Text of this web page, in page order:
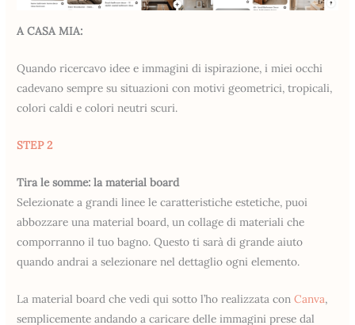
A CASA MIA:
Quando ricercavo idee e immagini di ispirazione, i miei occhi
cadevano sempre su situazioni con motivi geometrici, tropicali,
colori caldi e colori neutri scuri.
STEP 2
Tira le somme: la material board
Selezionate a grandi linee le caratteristiche estetiche, puoi
abbozzare una material board, un collage di materiali che
comporranno il tuo bagno. Questo ti sarà di grande aiuto
quando andrai a selezionare nel dettaglio ogni elemento.
La material board che vedi qui sotto l’ho realizzata conCanva,
semplicemente andando a caricare delle immagini prese dal